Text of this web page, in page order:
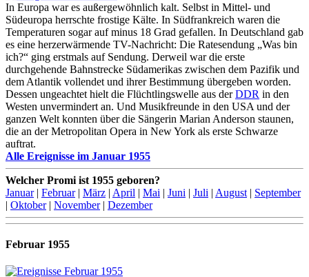
In Europa war es außergewöhnlich kalt. Selbst in Mittel- und
Südeuropa herrschte frostige Kälte. In Südfrankreich waren die
Temperaturen sogar auf minus 18 Grad gefallen. In Deutschland gab
es eine herzerwärmende TV-Nachricht: Die Ratesendung „Was bin
ich?“ ging erstmals auf Sendung. Derweil war die erste
durchgehende Bahnstrecke Südamerikas zwischen dem Pazifik und
dem Atlantik vollendet und ihrer Bestimmung übergeben worden.
Dessen ungeachtet hielt die Flüchtlingswelle aus derDDR in den
Westen unvermindert an. Und Musikfreunde in den USA und der
ganzen Welt konnten über die Sängerin Marian Anderson staunen,
die an der Metropolitan Opera in New York als erste Schwarze
auftrat.
Alle Ereignisse im Januar 1955
Welcher Promi ist 1955 geboren?
Januar| Februar| März | April | Mai | Juni | Juli | August | September
| Oktober| November| Dezember
Februar 1955